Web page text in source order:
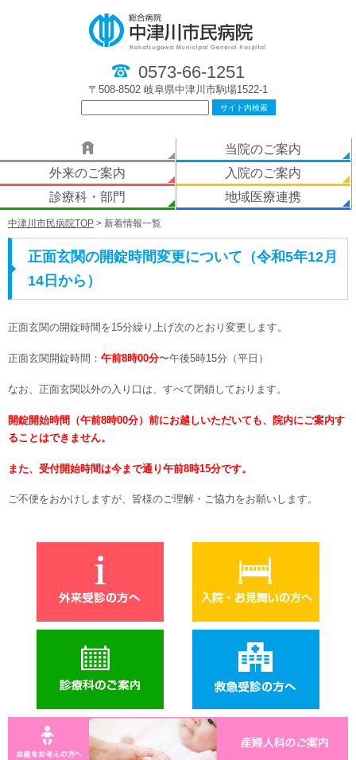
0573-66-1251
〒508-8502 岐阜県中津川市駒場1522-1
当院のご案内
外来のご案内
入院のご案内
診療科・部門
地域医療連携
中津川市民病院TOP > 新着情報一覧
正面玄関の開錠時間変更について（令和5年12月
14日から）
正面玄関の開錠時間を15分繰り上げ次のとおり変更します。
正面玄関開錠時間： 午前8時00分〜午後5時15分（平日）
なお、正面玄関以外の入り口は、すべて閉鎖しております。
開錠開始時間（午前8時00分）前にお越しいただいても、院内にご案内す
ることはできません。
また、受付開始時間は今まで通り午前8時15分です。
ご不便をおかけしますが、皆様のご理解・ご協力をお願いします。